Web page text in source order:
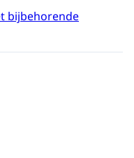
bijbehorende